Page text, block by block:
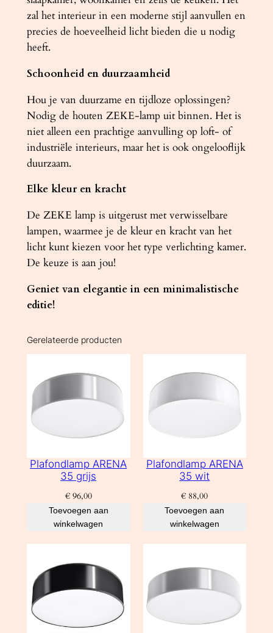
zal het interieur in een moderne stijl aanvullen en
precies de hoeveelheid licht bieden die u nodig
heeft.
Schoonheid en duurzaamheid
Hou je van duurzame en tijdloze oplossingen?
Nodig de houten ZEKE-lamp uit binnen. Het is
niet alleen een prachtige aanvulling op loft- of
industriële interieurs, maar het is ook ongelooflijk
duurzaam.
Elke kleur en kracht
De ZEKE lamp is uitgerust met verwisselbare
lampen, waarmee je de kleur en kracht van het
licht kunt kiezen voor het type verlichting kamer.
De keuze is aan jou!
Geniet van elegantie in een minimalistische
editie!
Gerelateerde producten
Plafondlamp ARENA
35 grijs
€96,00
Toevoegen aan
winkelwagen
Plafondlamp ARENA
35 wit
€ 88,00
Toevoegen aan
winkelwagen